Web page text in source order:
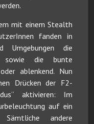
mit einem Stealth
fanden in
Umgebungen die
sowie die bunte
ablenkend. Nun
Drücken der F2-
aktivieren: Im
auf ein
andere